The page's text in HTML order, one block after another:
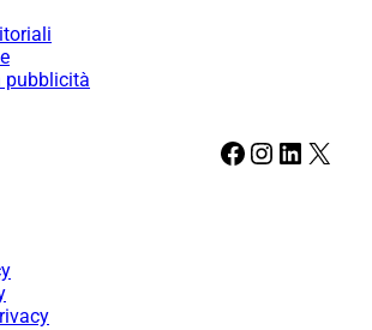
pubblicità
Facebook Instagram LinkedIn X